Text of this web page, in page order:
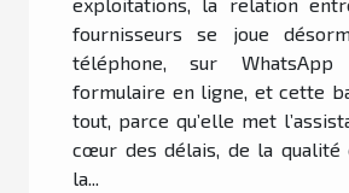
fournisseurs se joue
téléphone, sur
formulaire en ligne, et cette
tout, parce qu’elle met
cœur des délais, de la qualité
la...